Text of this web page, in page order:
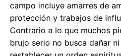
campo incluye amarres de
protección y trabajos de
Contrario a lo que muchos
brujo serio no busca dañar